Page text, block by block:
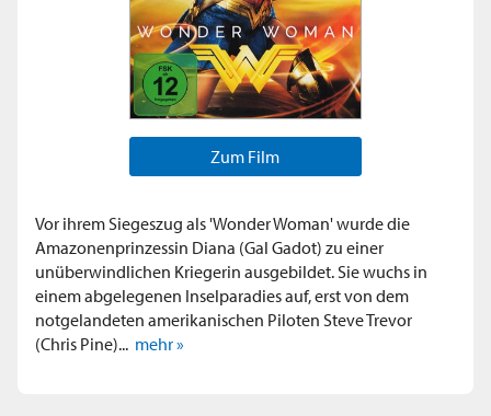
Zum Film
Vor ihrem Siegeszug als 'Wonder Woman' wurde die
Amazonenprinzessin Diana (Gal Gadot) zu einer
unüberwindlichen Kriegerin ausgebildet. Sie wuchs in
einem abgelegenen Inselparadies auf, erst von dem
notgelandeten amerikanischen Piloten Steve Trevor
(Chris Pine)... mehr »